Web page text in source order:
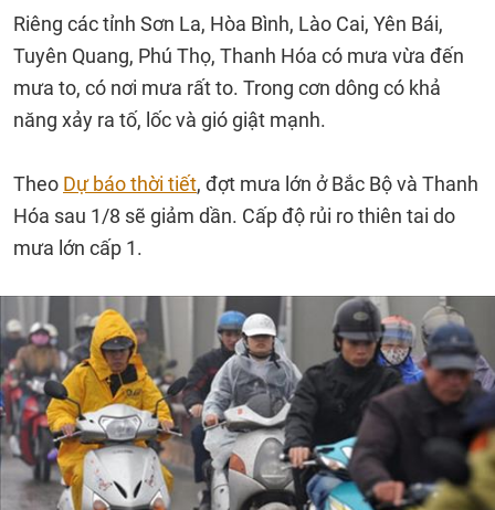
Riêng các tỉnh Sơn La, Hòa Bình, Lào Cai, Yên Bái,
Tuyên Quang, Phú Thọ, Thanh Hóa có mưa vừa đến
mưa to, có nơi mưa rất to. Trong cơn dông có khả
năng xảy ra tố, lốc và gió giật mạnh.
Theo Dự báo thời tiết, đợt mưa lớn ở Bắc Bộ và Thanh
Hóa sau 1/8 sẽ giảm dần. Cấp độ rủi ro thiên tai do
mưa lớn cấp 1.